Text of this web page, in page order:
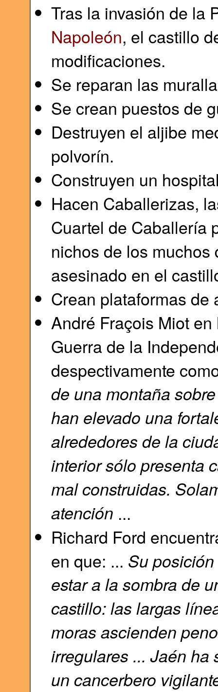
Tras la invasión de la
Napoleón, el castillo
modificaciones.
Se reparan las
Se crean puestos de
Destruyen el aljibe
polvorín.
Construyen un
Hacen Caballerizas,
Cuartel de Caballería
nichos de los
asesinado en el
Crean plataformas de
André Fraçois Miot
Guerra de la
despectivamente
de una montaña
han elevado una
alrededores de la
interior sólo presenta
mal construidas.
atención ...
Richard Ford
en que: ... Su
estar a la sombra de
castillo: las largas
moras ascienden
irregulares ... Jaén ha
un cancerbero